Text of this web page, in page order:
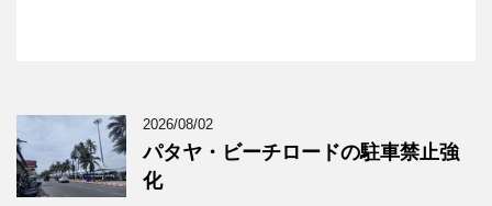
2026/08/02
パタヤ・ビーチロードの駐車禁止強
化